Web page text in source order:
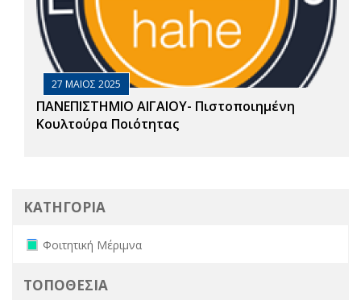
27 ΜΑΙΟΣ 2025
ΠΑΝΕΠΙΣΤΗΜΙΟ ΑΙΓΑΙΟΥ- Πιστοποιημένη
Κουλτούρα Ποιότητας
ΚΑΤΗΓΟΡΙΑ
Remove Φοιτητική Μέριμνα filter
Φοιτητική Μέριμνα
ΤΟΠΟΘΕΣΙΑ